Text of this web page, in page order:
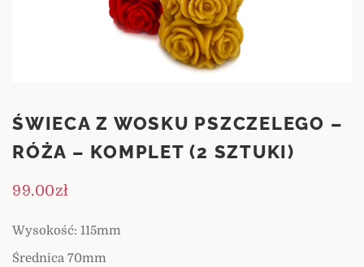
ŚWIECA Z WOSKU PSZCZELEGO –
RÓŻA – KOMPLET (2 SZTUKI)
99.00zł
Wysokość: 115mm
Średnica 70mm